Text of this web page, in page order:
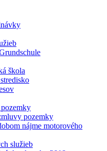
škola
pozemky
nájme motorového
služieb